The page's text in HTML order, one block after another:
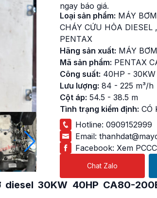
ngay báo giá.
Loại sản phẩm: MÁY
CHÁY CỨU HỎA DIESEL
PENTAX
Hãng sản xuất: MÁY
Mã sản phẩm: PENTAX
Công suất: 40HP - 30KW
Lưu lượng: 84 - 225 m³/h
Cột áp: 54.5 - 38.5 m
Tình trạng kiểm định: CÓ
Hotline: 0909152999
Email:
Facebook: Xem
Chat Zalo
diesel 30KW 40HP CA80-